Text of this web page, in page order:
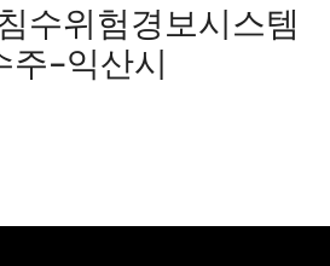
수위험경보시스템
주-익산시